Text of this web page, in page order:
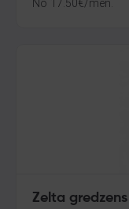
No 17.50€/mēn.
Zelta gredzens